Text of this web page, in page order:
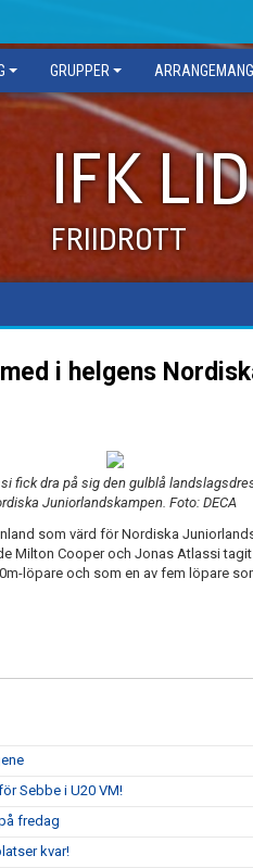
GRUPPER ARRANGEMANG
IFK
FRIIDROTT
i helgens
fick dra på sig den gulblå
Juniorlandskampen. Foto: DECA
som värd för Nordiska
Milton Cooper och Jonas Atlassi
löpare och som en av fem löpare
Sebbe i U20 VM!
fredag
kvar!